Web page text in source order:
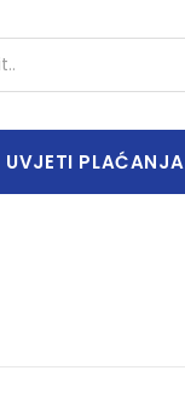
UVJETI PLAĆANJA